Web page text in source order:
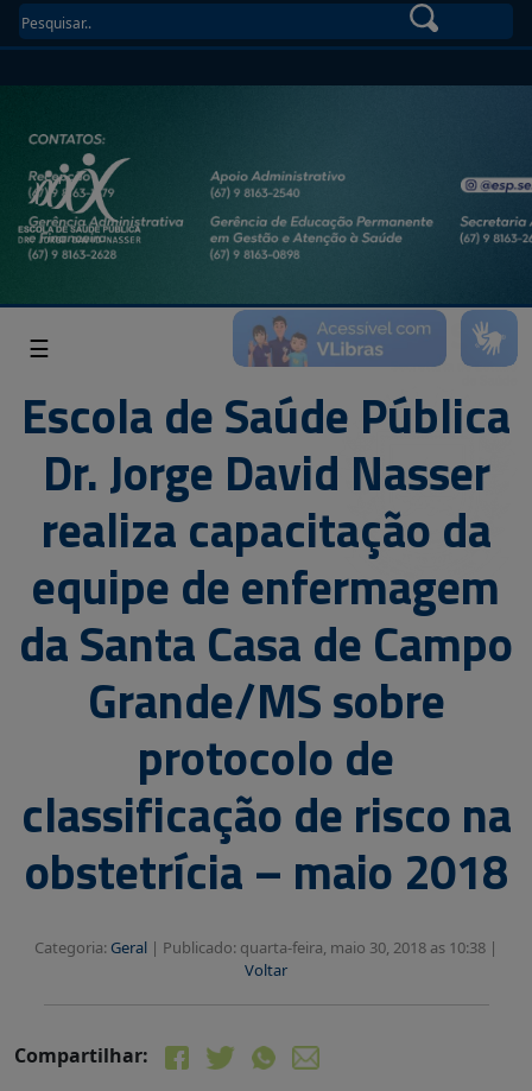
☰
Escola de Saúde Pública
Dr. Jorge David Nasser
realiza capacitação da
equipe de enfermagem
da Santa Casa de Campo
Grande/MS sobre
protocolo de
classificação de risco na
obstetrícia – maio 2018
Categoria: Geral | Publicado: quarta-feira, maio 30, 2018 as 10:38 |
Voltar
Compartilhar: